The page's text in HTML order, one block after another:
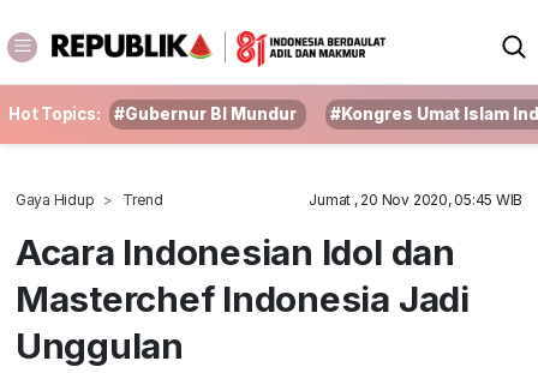
Hot Topics: #Gubernur BI Mundur #Kongres Umat Islam
Gaya Hidup Trend Jumat , 20 Nov 2020, 05:45 WIB
Acara Indonesian Idol dan
Masterchef Indonesia Jadi
Unggulan